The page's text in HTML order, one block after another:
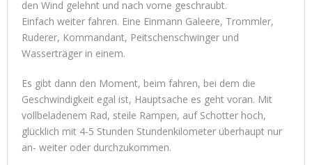
den Wind gelehnt und nach vorne geschraubt.
Einfach weiter fahren. Eine Einmann Galeere, Trommler,
Ruderer, Kommandant, Peitschenschwinger und
Wasserträger in einem.
Es gibt dann den Moment, beim fahren, bei dem die
Geschwindigkeit egal ist, Hauptsache es geht voran. Mit
vollbeladenem Rad, steile Rampen, auf Schotter hoch,
glücklich mit 4-5 Stunden Stundenkilometer überhaupt nur
an- weiter oder durchzukommen.